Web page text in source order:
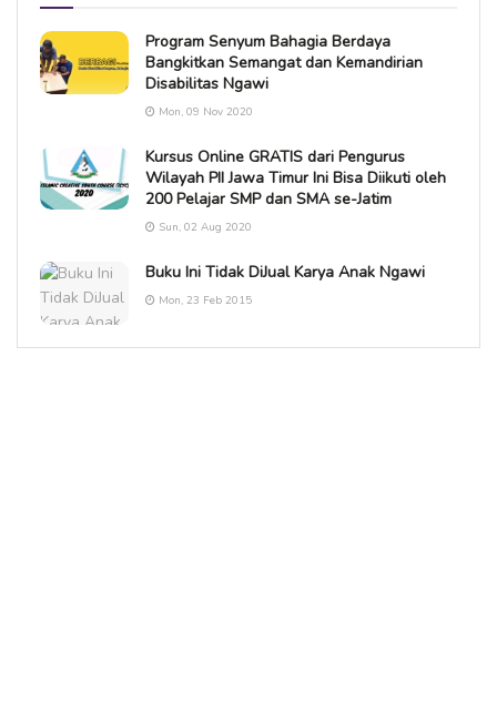
Program Senyum Bahagia Berdaya
Bangkitkan Semangat dan Kemandirian
Disabilitas Ngawi
Mon, 09 Nov 2020
Kursus Online GRATIS dari Pengurus
Wilayah PII Jawa Timur Ini Bisa Diikuti oleh
200 Pelajar SMP dan SMA se-Jatim
Sun, 02 Aug 2020
Buku Ini Tidak DiJual Karya Anak Ngawi
Mon, 23 Feb 2015